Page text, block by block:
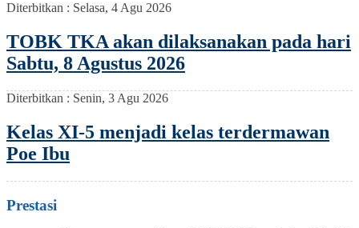
Diterbitkan : Selasa, 4 Agu 2026
TOBK TKA akan dilaksanakan pada hari
Sabtu, 8 Agustus 2026
Diterbitkan : Senin, 3 Agu 2026
Kelas XI-5 menjadi kelas terdermawan
Poe Ibu
Prestasi